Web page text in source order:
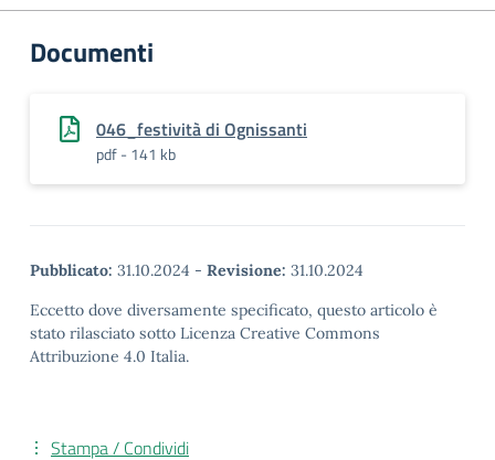
Documenti
046_festività di Ognissanti
pdf - 141 kb
Pubblicato: 31.10.2024 - Revisione: 31.10.2024
Eccetto dove diversamente specificato, questo articolo è
stato rilasciato sotto Licenza Creative Commons
Attribuzione 4.0 Italia.
Stampa / Condividi